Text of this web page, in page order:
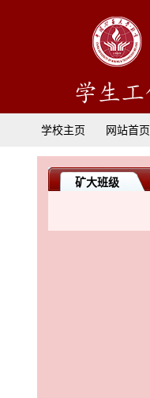
学校主页 网站首页
矿大班级